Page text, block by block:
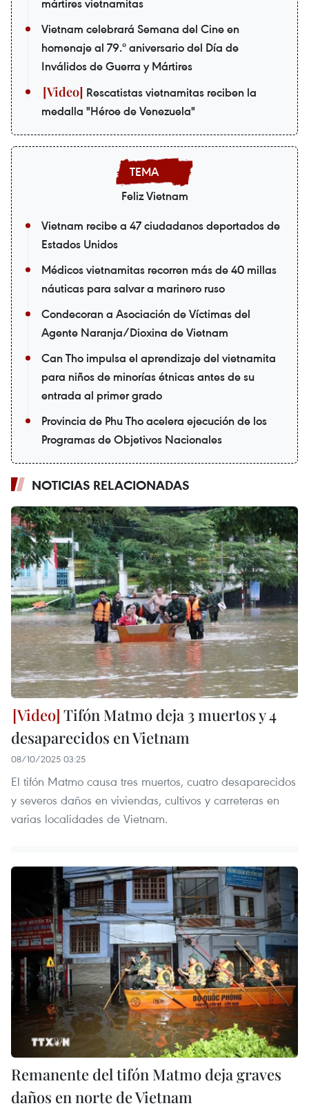
mártires vietnamitas
Vietnam celebrará Semana del Cine en
homenaje al 79.º aniversario del Día de
Inválidos de Guerra y Mártires
Rescatistas vietnamitas reciben la
medalla "Héroe de Venezuela"
Feliz Vietnam
Vietnam recibe a 47 ciudadanos deportados de
Estados Unidos
Médicos vietnamitas recorren más de 40 millas
náuticas para salvar a marinero ruso
Condecoran a Asociación de Víctimas del
Agente Naranja/Dioxina de Vietnam
Can Tho impulsa el aprendizaje del vietnamita
para niños de minorías étnicas antes de su
entrada al primer grado
Provincia de Phu Tho acelera ejecución de los
Programas de Objetivos Nacionales
NOTICIAS RELACIONADAS
Tifón Matmo deja 3 muertos y 4
desaparecidos en Vietnam
08/10/2025 03:25
El tifón Matmo causa tres muertos, cuatro desaparecidos
y severos daños en viviendas, cultivos y carreteras en
varias localidades de Vietnam.
Remanente del tifón Matmo deja graves
daños en norte de Vietnam